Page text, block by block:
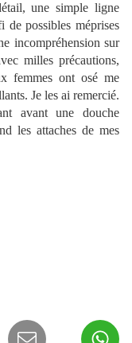
une simple ligne
de possibles méprises
incompréhension sur
milles précautions,
femmes ont osé me
Je les ai remercié.
avant une douche
les attaches de mes